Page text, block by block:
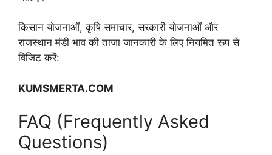
किसान योजनाओं, कृषि समाचार, सरकारी योजनाओं और
राजस्थान मंडी भाव की ताजा जानकारी के लिए नियमित रूप से
विजिट करें:
KUMSMERTA.COM
FAQ (Frequently Asked
Questions)